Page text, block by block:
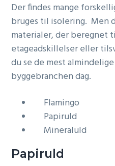
Der findes mange
bruges til isolering. Men
materialer, der beregnet
etageadskillelser eller
du se de mest
byggebranchen dag.
Flamingo
Papiruld
Mineraluld
Papiruld